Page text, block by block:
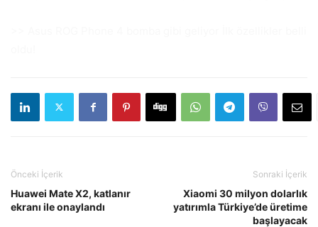
Önceki İçerik
Huawei Mate X2, katlanır
ekranı ile onaylandı
Sonraki İçerik
Xiaomi 30 milyon dolarlık
yatırımla Türkiye’de üretime
başlayacak